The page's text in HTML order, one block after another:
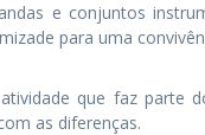
e conjuntos
para uma
que faz parte
as diferenças.